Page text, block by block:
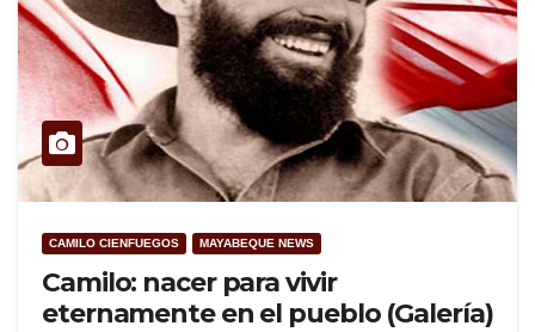
CAMILO CIENFUEGOS MAYABEQUE NEWS
Camilo: nacer para vivir
eternamente en el pueblo (Galería)